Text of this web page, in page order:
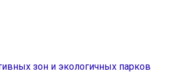
зон и экологичных парков